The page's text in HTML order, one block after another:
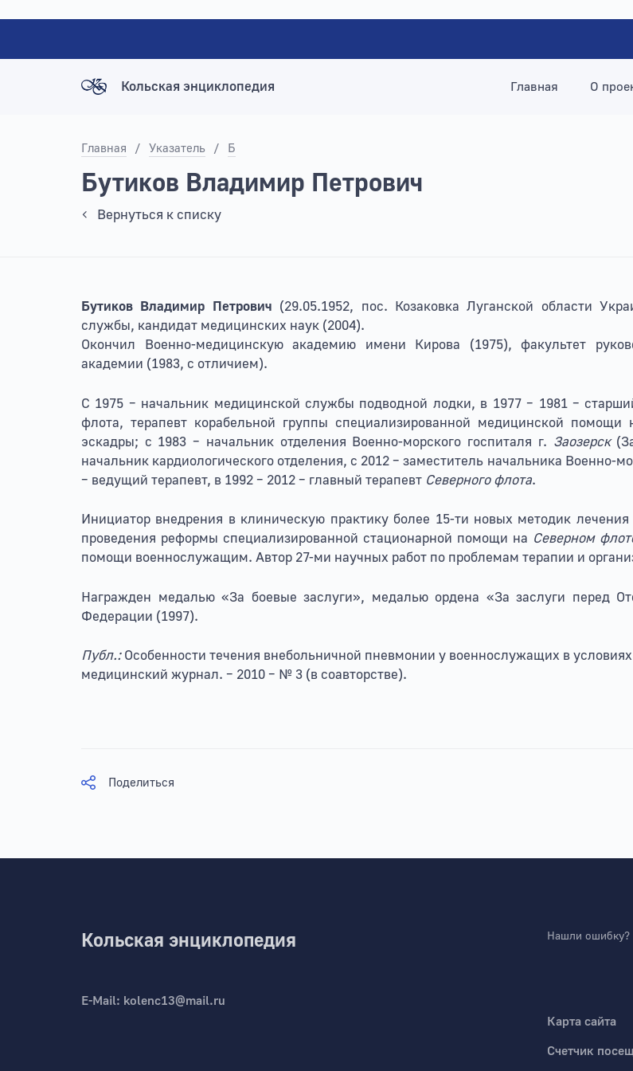
Кольская энциклопедия Главная О
Главная / Указатель / Б
Бутиков Владимир Петрович
Вернуться к списку
Бутиков Владимир Петрович (29.05.1952, пос. Козаковка Луганской области
службы, кандидат медицинских наук (2004).
Окончил Военно-медицинскую академию имени Кирова (1975), факультет
академии (1983, с отличием).
С 1975 – начальник медицинской службы подводной лодки, в 1977 – 1981 –
флота, терапевт корабельной группы специализированной медицинской
эскадры; с 1983 – начальник отделения Военно-морского госпиталя г. Заозерск
начальник кардиологического отделения, с 2012 – заместитель начальника Военно-
– ведущий терапевт, в 1992 – 2012 – главный терапевт Северного флота.
Инициатор внедрения в клиническую практику более 15-ти новых методик
проведения реформы специализированной стационарной помощи на Северном
помощи военнослужащим. Автор 27-ми научных работ по проблемам терапии и
Награжден медалью «За боевые заслуги», медалью ордена «За заслуги перед
Федерации (1997).
Публ.:Особенности течения внебольничной пневмонии у военнослужащих в
медицинский журнал. – 2010 – № 3 (в соавторстве).
Поделиться
Кольская энциклопедия
E-Mail: kolenc13@mail.ru
Нашли
Карта сайта
Счетчик